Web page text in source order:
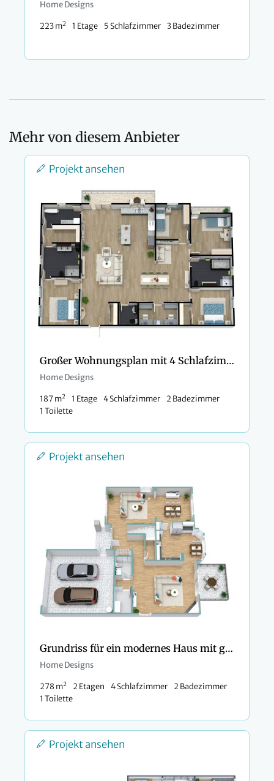
Home Designs
223 m2 1 Etage 5 Schlafzimmer 3 Badezimmer
Mehr von diesem Anbieter
Projekt ansehen
Großer Wohnungsplan mit 4 Schlafzimmern
Home Designs
187 m2 1 Etage 4 Schlafzimmer
2 Badezimmer
1 Toilette
Projekt ansehen
Grundriss für ein modernes Haus mit großer Garage
Home Designs
278 m2 2 Etagen 4 Schlafzimmer
2 Badezimmer
1 Toilette
Projekt ansehen